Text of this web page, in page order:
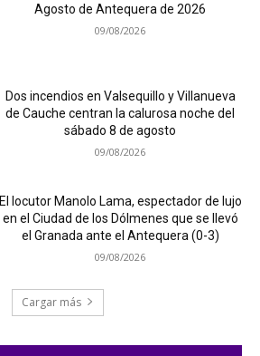
Agosto de Antequera de 2026
09/08/2026
Dos incendios en Valsequillo y Villanueva
de Cauche centran la calurosa noche del
sábado 8 de agosto
09/08/2026
El locutor Manolo Lama, espectador de lujo
en el Ciudad de los Dólmenes que se llevó
el Granada ante el Antequera (0-3)
09/08/2026
Cargar más